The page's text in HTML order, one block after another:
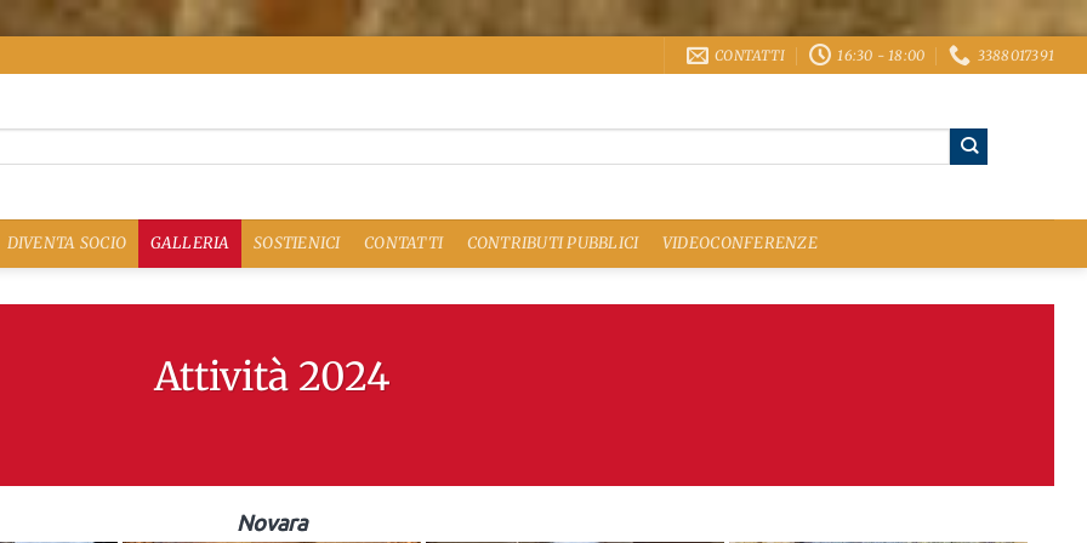
CONTATTI 16:30 - 18:00 3388017391
DIVENTA SOCIO GALLERIA SOSTIENICI CONTATTI CONTRIBUTI PUBBLICI VIDEOCONFERENZE
Attività 2024
Novara